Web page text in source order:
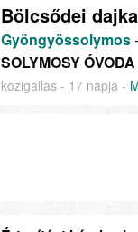
Bölcsődei dajka
Gyöngyössolymos
SOLYMOSY ÓVODA
kozigallas - 17 napja -